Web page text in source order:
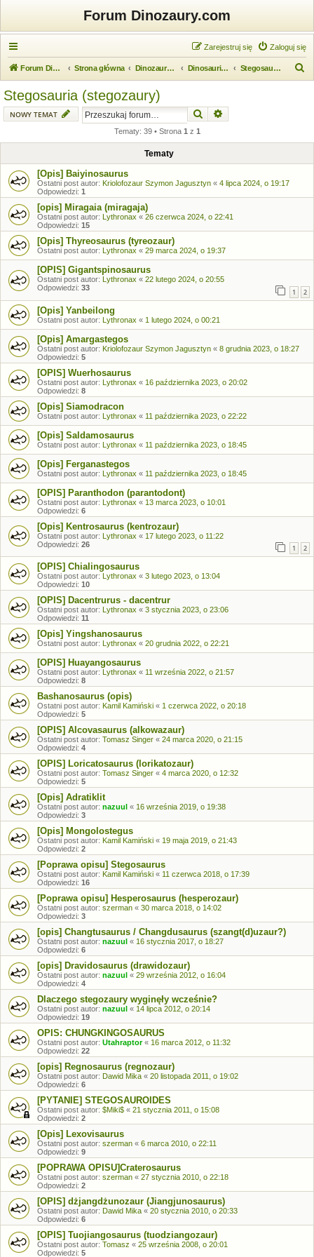
Forum Dinozaury.com
Zaloguj się
Zarejestruj się
Forum Dinozaury.com Strona główna Dinozaurologia Dinosauria (dinozaury) Stegosauria (stegozaury)
Stegosauria (stegozaury)
NOWY TEMAT Szukaj
Tematy: 39 • Strona 1 z 1
Tematy
[Opis] Baiyinosaurus
Ostatni post autor: Kriolofozaur Szymon Jagusztyn « 4 lipca 2024, o 19:17
Odpowiedzi: 1
[opis] Miragaia (miragaja)
Ostatni post autor: Lythronax « 26 czerwca 2024, o 22:41
Odpowiedzi: 15
[Opis] Thyreosaurus (tyreozaur)
Ostatni post autor: Lythronax « 29 marca 2024, o 19:37
[OPIS] Gigantspinosaurus
Ostatni post autor: Lythronax « 22 lutego 2024, o 20:55
Odpowiedzi: 33 1 2
[Opis] Yanbeilong
Ostatni post autor: Lythronax « 1 lutego 2024, o 00:21
[Opis] Amargastegos
Ostatni post autor: Kriolofozaur Szymon Jagusztyn « 8 grudnia 2023, o 18:27
Odpowiedzi: 5
[OPIS] Wuerhosaurus
Ostatni post autor: Lythronax « 16 października 2023, o 20:02
Odpowiedzi: 8
[Opis] Siamodracon
Ostatni post autor: Lythronax « 11 października 2023, o 22:22
[Opis] Saldamosaurus
Ostatni post autor: Lythronax « 11 października 2023, o 18:45
[Opis] Ferganastegos
Ostatni post autor: Lythronax « 11 października 2023, o 18:45
[OPIS] Paranthodon (parantodont)
Ostatni post autor: Lythronax « 13 marca 2023, o 10:01
Odpowiedzi: 6
[Opis] Kentrosaurus (kentrozaur)
Ostatni post autor: Lythronax « 17 lutego 2023, o 11:22
Odpowiedzi: 26 1 2
[OPIS] Chialingosaurus
Ostatni post autor: Lythronax « 3 lutego 2023, o 13:04
Odpowiedzi: 10
[OPIS] Dacentrurus - dacentrur
Ostatni post autor: Lythronax « 3 stycznia 2023, o 23:06
Odpowiedzi: 11
[Opis] Yingshanosaurus
Ostatni post autor: Lythronax « 20 grudnia 2022, o 22:21
[OPIS] Huayangosaurus
Ostatni post autor: Lythronax « 11 września 2022, o 21:57
Odpowiedzi: 8
Bashanosaurus (opis)
Ostatni post autor: Kamil Kamiński « 1 czerwca 2022, o 20:18
Odpowiedzi: 5
[OPIS] Alcovasaurus (alkowazaur)
Ostatni post autor: Tomasz Singer « 24 marca 2020, o 21:15
Odpowiedzi: 4
[OPIS] Loricatosaurus (lorikatozaur)
Ostatni post autor: Tomasz Singer « 4 marca 2020, o 12:32
Odpowiedzi: 5
[Opis] Adratiklit
Ostatni post autor: nazuul « 16 września 2019, o 19:38
Odpowiedzi: 3
[Opis] Mongolostegus
Ostatni post autor: Kamil Kamiński « 19 maja 2019, o 21:43
Odpowiedzi: 2
[Poprawa opisu] Stegosaurus
Ostatni post autor: Kamil Kamiński « 11 czerwca 2018, o 17:39
Odpowiedzi: 16
[Poprawa opisu] Hesperosaurus (hesperozaur)
Ostatni post autor: szerman « 30 marca 2018, o 14:02
Odpowiedzi: 3
[opis] Changtusaurus / Changdusaurus (szangt(d)uzaur?)
Ostatni post autor: nazuul « 16 stycznia 2017, o 18:27
Odpowiedzi: 6
[opis] Dravidosaurus (drawidozaur)
Ostatni post autor: nazuul « 29 września 2012, o 16:04
Odpowiedzi: 4
Dlaczego stegozaury wyginęły wcześnie?
Ostatni post autor: nazuul « 14 lipca 2012, o 20:14
Odpowiedzi: 19
OPIS: CHUNGKINGOSAURUS
Ostatni post autor: Utahraptor« 16 marca 2012, o 11:32
Odpowiedzi: 22
[opis] Regnosaurus (regnozaur)
Ostatni post autor: Dawid Mika « 20 listopada 2011, o 19:02
Odpowiedzi: 6
[PYTANIE] STEGOSAUROIDES
Ostatni post autor: $Miki$ « 21 stycznia 2011, o 15:08
Odpowiedzi: 2
[Opis] Lexovisaurus
Ostatni post autor: szerman « 6 marca 2010, o 22:11
Odpowiedzi: 9
[POPRAWA OPISU]Craterosaurus
Ostatni post autor: szerman « 27 stycznia 2010, o 22:18
Odpowiedzi: 2
[OPIS] dżjangdżunozaur (Jiangjunosaurus)
Ostatni post autor: Dawid Mika « 20 stycznia 2010, o 20:33
Odpowiedzi: 6
[OPIS] Tuojiangosaurus (tuodziangozaur)
Ostatni post autor: Tomasz « 25 września 2008, o 20:01
Odpowiedzi: 5